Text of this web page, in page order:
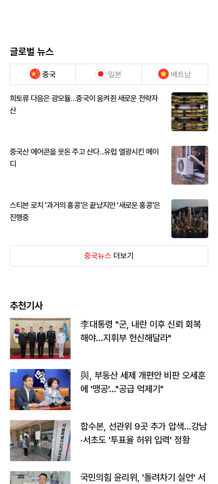
글로벌 뉴스
중국 일본 베트남
희토류 다음은 광모듈…중국이 움켜쥔 새로운 전략자
산
중국산 에어콘을 웃돈 주고 산다...유럽 열광시킨 메이
디
스티븐 로치 '과거의 홍콩'은 끝났지만 '새로운 홍콩'은
진행중
중국뉴스 더보기
추천기사
李대통령 "군, 내란 이후 신뢰 회복
해야…지휘부 헌신해달라"
與, 부동산 세제 개편안 비판 오세훈
에 '맹공'…"공급 억제기"
합수본, 선관위 9곳 추가 압색…강남
·서초도 '투표율 허위 입력' 정황
국민의힘 윤리위, '돌려차기 실언' 서